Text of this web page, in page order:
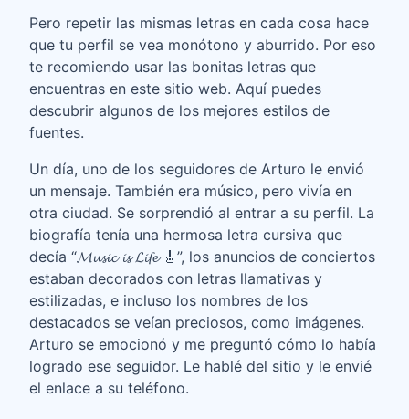
Pero repetir las mismas letras en cada cosa hace
que tu perfil se vea monótono y aburrido. Por eso
te recomiendo usar las bonitas letras que
encuentras en este sitio web. Aquí puedes
descubrir algunos de los mejores estilos de
fuentes.
Un día, uno de los seguidores de Arturo le envió
un mensaje. También era músico, pero vivía en
otra ciudad. Se sorprendió al entrar a su perfil. La
biografía tenía una hermosa letra cursiva que
decía “𝓜𝓾𝓼𝓲𝓬 𝓲𝓼 𝓛𝓲𝓯𝓮 🎸”, los anuncios de conciertos
estaban decorados con letras llamativas y
estilizadas, e incluso los nombres de los
destacados se veían preciosos, como imágenes.
Arturo se emocionó y me preguntó cómo lo había
logrado ese seguidor. Le hablé del sitio y le envié
el enlace a su teléfono.